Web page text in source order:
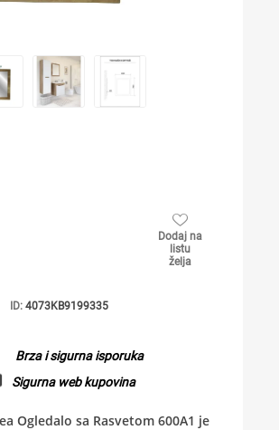
Dodaj na
listu
želja
ID: 4073KB9199335
Brza i sigurna isporuka
Sigurna web kupovina
Ogledalo sa Rasvetom 600A1 je